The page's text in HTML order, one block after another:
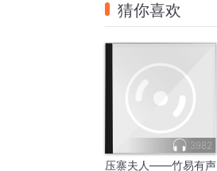
猜你喜欢
3982
压寨夫人——竹易有声